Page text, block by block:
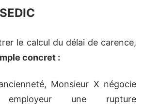
le calcul du délai de carence,
concret :
Monsieur X négocie
une rupture